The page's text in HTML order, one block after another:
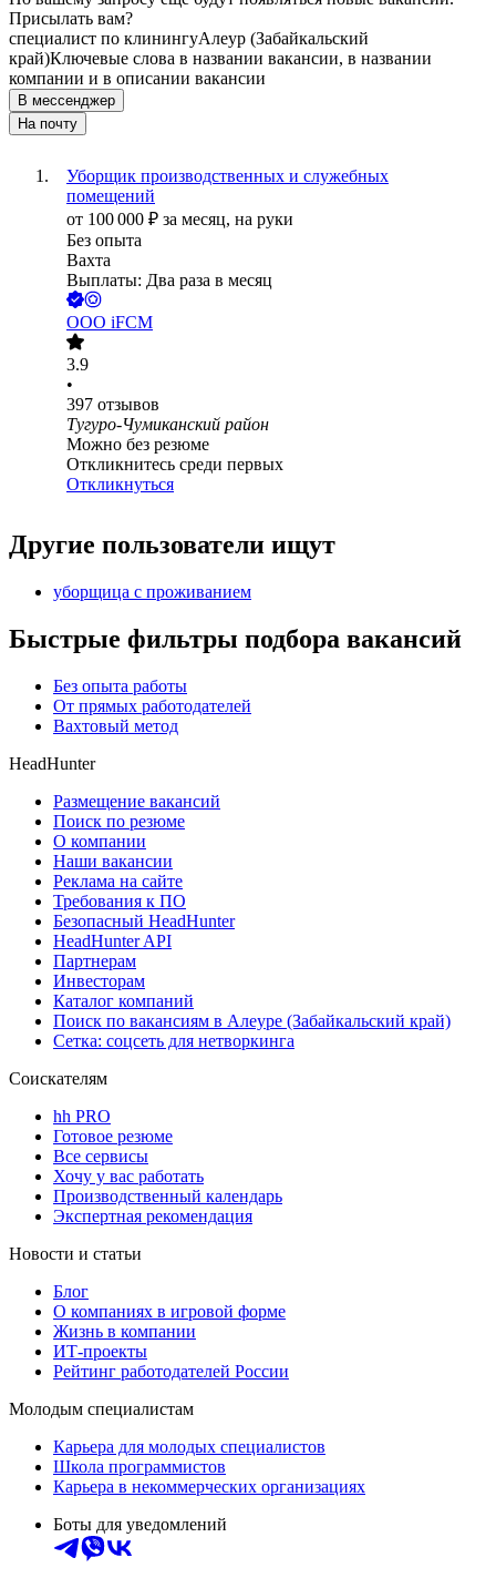
Присылать вам?
специалист по клинингуАлеур (Забайкальский
край)Ключевые слова в названии вакансии, в названии
компании и в описании вакансии
В мессенджер
На почту
Уборщик производственных и служебных
помещений
от 100 000 ₽ за месяц, на руки
Без опыта
Вахта
Выплаты: Два раза в месяц
ООО iFCM
3.9
•
397 отзывов
Тугуро-Чумиканский район
Можно без резюме
Откликнитесь среди первых
Откликнуться
Другие пользователи ищут
уборщица с проживанием
Быстрые фильтры подбора вакансий
Без опыта работы
От прямых работодателей
Вахтовый метод
HeadHunter
Размещение вакансий
Поиск по резюме
О компании
Наши вакансии
Реклама на сайте
Требования к ПО
Безопасный HeadHunter
HeadHunter API
Партнерам
Инвесторам
Каталог компаний
Поиск по вакансиям в Алеуре (Забайкальский край)
Сетка: соцсеть для нетворкинга
Соискателям
hh PRO
Готовое резюме
Все сервисы
Хочу у вас работать
Производственный календарь
Экспертная рекомендация
Новости и статьи
Блог
О компаниях в игровой форме
Жизнь в компании
ИТ-проекты
Рейтинг работодателей России
Молодым специалистам
Карьера для молодых специалистов
Школа программистов
Карьера в некоммерческих организациях
Боты для уведомлений